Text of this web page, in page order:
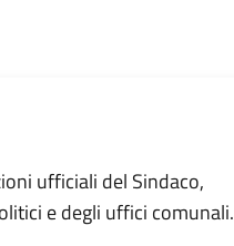
ufficiali del Sindaco,
e degli uffici comunali.